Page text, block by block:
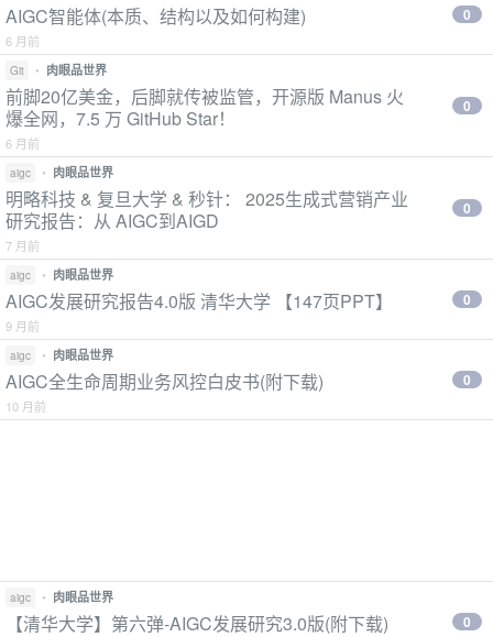
AIGC智能体(本质、结构以及如何构建)
6 月前
0
Git • 肉眼品世界
前脚20亿美金，后脚就传被监管，开源版 Manus 火
爆全网，7.5 万 GitHub Star！
6 月前
0
aigc • 肉眼品世界
明略科技 & 复旦大学 & 秒针： 2025生成式营销产业
研究报告：从 AIGC到AIGD
7 月前
0
aigc • 肉眼品世界
AIGC发展研究报告4.0版 清华大学 【147页PPT】
9 月前
0
aigc • 肉眼品世界
AIGC全生命周期业务风控白皮书(附下载)
10 月前
0
aigc • 肉眼品世界
【清华大学】第六弹-AIGC发展研究3.0版(附下载) 0